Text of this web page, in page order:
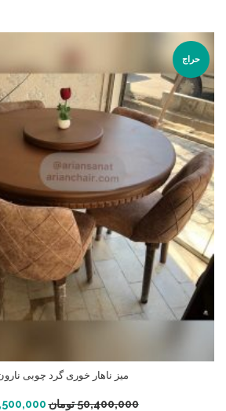
حراج
میز ناهار خوری گرد چوبی
50,400,000تومان
افزودن به سبد خرید